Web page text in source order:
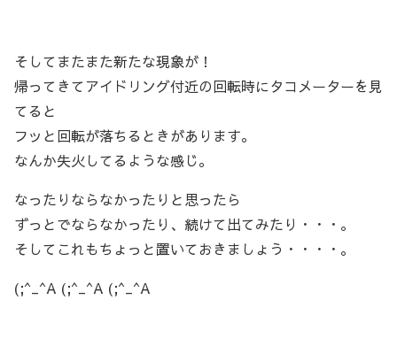
そしてまたまた新たな現象が！
帰ってきてアイドリング付近の回転時にタコメーターを見
てると
フッと回転が落ちるときがあります。
なんか失火してるような感じ。
なったりならなかったりと思ったら
ずっとでならなかったり、続けて出てみたり・・・。
そしてこれもちょっと置いておきましょう・・・・。
(;^_^A (;^_^A (;^_^A